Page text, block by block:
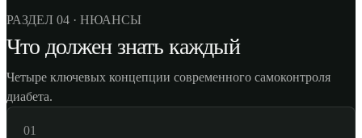
РАЗДЕЛ 04 · НЮАНСЫ
Что должен знать каждый
Четыре ключевых концепции современного самоконтроля
диабета.
01